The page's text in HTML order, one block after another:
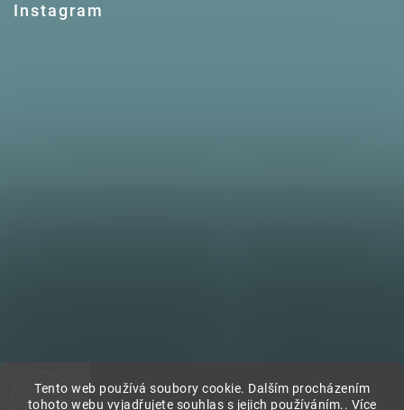
Tento web používá soubory cookie. Dalším procházením
tohoto webu vyjadřujete souhlas s jejich používáním.. Více
Instagram